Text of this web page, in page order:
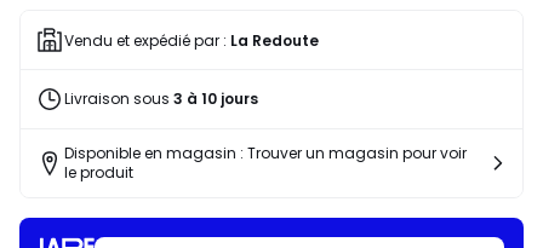
place
280,24
Vendu et expédié par : La Redoute
Livraison sous 3 à 10 jours
Disponible en magasin : Trouver un magasin pour voir
le produit